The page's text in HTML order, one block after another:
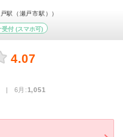
駅（瀬戸市駅））
受付 (スマホ可)
4.07
| 6月:1,051